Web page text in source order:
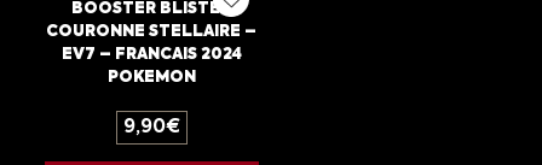
BOOSTER BLISTER
COURONNE STELLAIRE –
EV7 – FRANCAIS 2024
POKEMON
9,90€